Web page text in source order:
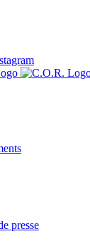
presse